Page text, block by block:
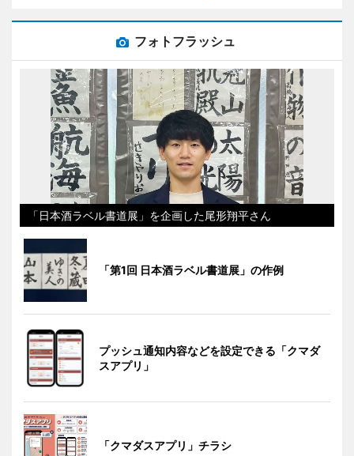
フォトフラッシュ
「日本酒ラベル書道展」を企画した尾形翔平さん
「第1回 日本酒ラベル書道展」の作例
プッシュ通知内容などを設定できる「クマダ
スアプリ」
「クマダスアプリ」チラシ